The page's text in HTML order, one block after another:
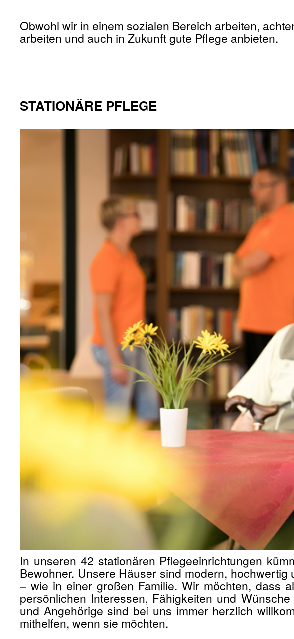
Obwohl wir in einem sozialen Bereich arbeiten,
arbeiten und auch in Zukunft gute Pflege anbieten.
STATIONÄRE PFLEGE
In unseren 42 stationären Pflegeeinrichtungen
Bewohner. Unsere Häuser sind modern,
– wie in einer großen Familie. Wir möchten, dass
persönlichen Interessen, Fähigkeiten und
und Angehörige sind bei uns immer herzlich
mithelfen, wenn sie möchten.